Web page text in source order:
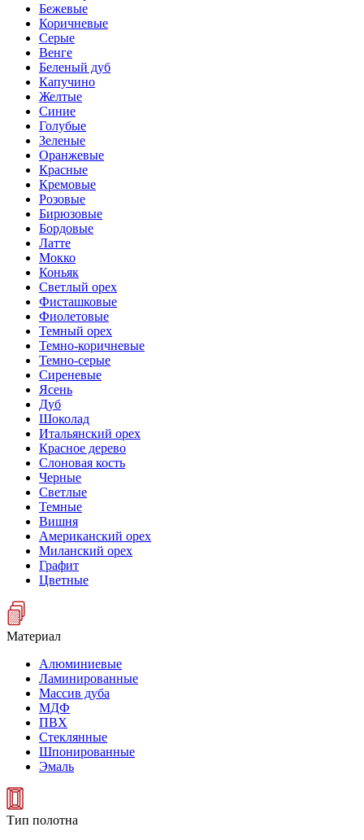
Бежевые
Коричневые
Серые
Венге
Беленый дуб
Капучино
Желтые
Синие
Голубые
Зеленые
Оранжевые
Красные
Кремовые
Розовые
Бирюзовые
Бордовые
Латте
Мокко
Коньяк
Светлый орех
Фисташковые
Фиолетовые
Темный орех
Темно-коричневые
Темно-серые
Сиреневые
Ясень
Дуб
Шоколад
Итальянский орех
Красное дерево
Слоновая кость
Черные
Светлые
Темные
Вишня
Американский орех
Миланский орех
Графит
Цветные
Материал
Алюминиевые
Ламинированные
Массив дуба
МДФ
ПВХ
Стеклянные
Шпонированные
Эмаль
Тип полотна